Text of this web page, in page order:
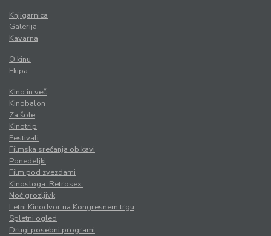
Knjigarnica
Galerija
Kavarna
O kinu
Ekipa
Kino in več
Kinobalon
Za šole
Kinotrip
Festivali
Filmska srečanja ob kavi
Ponedeljki
Film pod zvezdami
Kinosloga. Retrosex.
Noč grozljivk
Letni Kinodvor na Kongresnem trgu
Spletni ogled
Drugi posebni programi